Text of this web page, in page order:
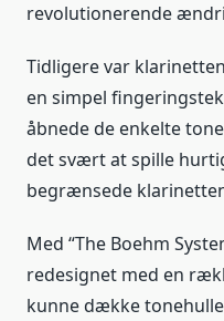
revolutionerende
Tidligere var
en simpel
åbnede de enkelte
det svært at spille
begrænsede
Med “The Boehm
redesignet med en
kunne dække